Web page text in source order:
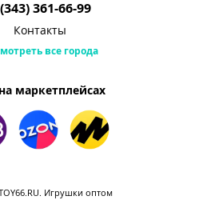
361-66-99
Контакты
все города
маркетплейсах
Игрушки оптом